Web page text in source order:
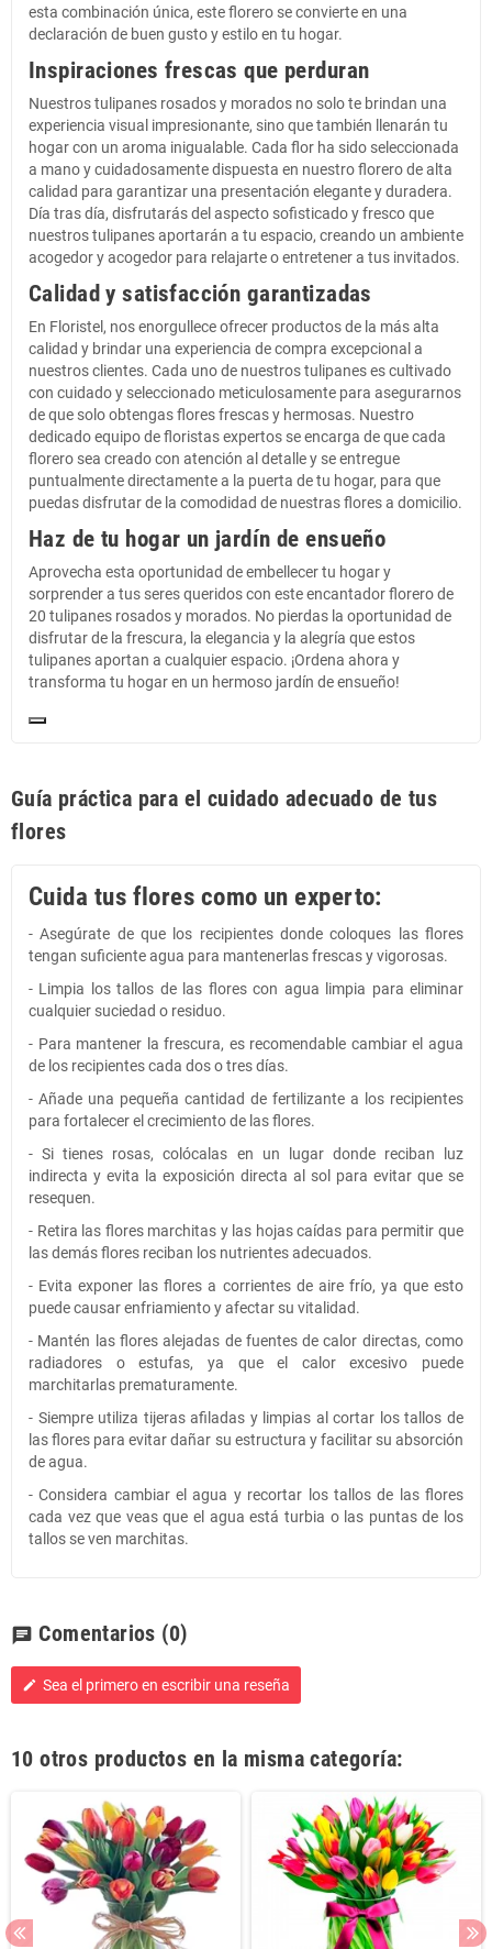
esta combinación única, este florero se convierte en una
declaración de buen gusto y estilo en tu hogar.
Inspiraciones frescas que perduran
Nuestros tulipanes rosados y morados no solo te brindan una
experiencia visual impresionante, sino que también llenarán tu
hogar con un aroma inigualable. Cada flor ha sido seleccionada
a mano y cuidadosamente dispuesta en nuestro florero de alta
calidad para garantizar una presentación elegante y duradera.
Día tras día, disfrutarás del aspecto sofisticado y fresco que
nuestros tulipanes aportarán a tu espacio, creando un ambiente
acogedor y acogedor para relajarte o entretener a tus invitados.
Calidad y satisfacción garantizadas
En Floristel, nos enorgullece ofrecer productos de la más alta
calidad y brindar una experiencia de compra excepcional a
nuestros clientes. Cada uno de nuestros tulipanes es cultivado
con cuidado y seleccionado meticulosamente para asegurarnos
de que solo obtengas flores frescas y hermosas. Nuestro
dedicado equipo de floristas expertos se encarga de que cada
florero sea creado con atención al detalle y se entregue
puntualmente directamente a la puerta de tu hogar, para que
puedas disfrutar de la comodidad de nuestras flores a domicilio.
Haz de tu hogar un jardín de ensueño
Aprovecha esta oportunidad de embellecer tu hogar y
sorprender a tus seres queridos con este encantador florero de
20 tulipanes rosados y morados. No pierdas la oportunidad de
disfrutar de la frescura, la elegancia y la alegría que estos
tulipanes aportan a cualquier espacio. ¡Ordena ahora y
transforma tu hogar en un hermoso jardín de ensueño!
Guía práctica para el cuidado adecuado de tus
flores
Cuida tus flores como un experto:
- Asegúrate de que los recipientes donde coloques las flores
tengan suficiente agua para mantenerlas frescas y vigorosas.
- Limpia los tallos de las flores con agua limpia para eliminar
cualquier suciedad o residuo.
- Para mantener la frescura, es recomendable cambiar el agua
de los recipientes cada dos o tres días.
- Añade una pequeña cantidad de fertilizante a los recipientes
para fortalecer el crecimiento de las flores.
- Si tienes rosas, colócalas en un lugar donde reciban luz
indirecta y evita la exposición directa al sol para evitar que se
resequen.
- Retira las flores marchitas y las hojas caídas para permitir que
las demás flores reciban los nutrientes adecuados.
- Evita exponer las flores a corrientes de aire frío, ya que esto
puede causar enfriamiento y afectar su vitalidad.
- Mantén las flores alejadas de fuentes de calor directas, como
radiadores o estufas, ya que el calor excesivo puede
marchitarlas prematuramente.
- Siempre utiliza tijeras afiladas y limpias al cortar los tallos de
las flores para evitar dañar su estructura y facilitar su absorción
de agua.
- Considera cambiar el agua y recortar los tallos de las flores
cada vez que veas que el agua está turbia o las puntas de los
tallos se ven marchitas.
chat Comentarios (0)
edit Sea el primero en escribir una reseña
10 otros productos en la misma categoría: